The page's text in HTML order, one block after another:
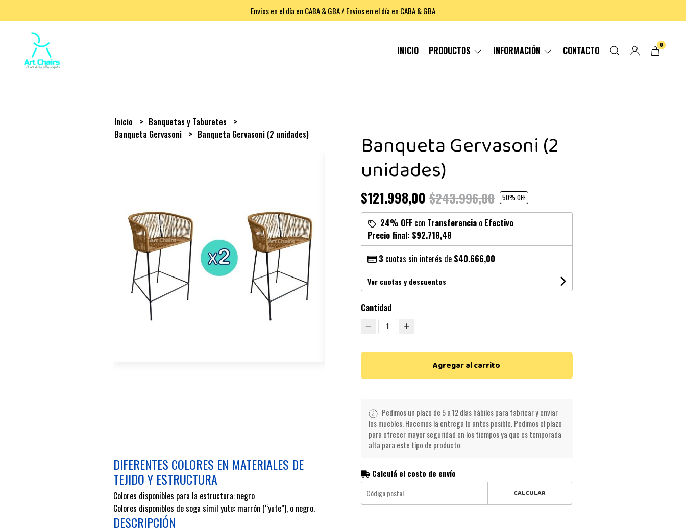
Envios en el día en CABA & GBA / Envios en el día en CABA & GBA
INICIO PRODUCTOS INFORMACIÓN CONTACTO 0
Inicio
Banquetas y Taburetes
Banqueta Gervasoni
Banqueta Gervasoni (2 unidades)
DIFERENTES COLORES EN MATERIALES DE
TEJIDO Y ESTRUCTURA
Colores disponibles para la estructura: negro
Colores disponibles de soga símil yute: marrón (“yute”), o negro.
DESCRIPCIÓN
Banqueta Gervasoni (2
unidades)
$121.998,00 $243.996,00 50% OFF
24% OFFcon Transferenciao Efectivo
Precio final: $92.718,48
3 cuotas sin interés de $40.666,00
Ver cuotas y descuentos
Cantidad
1
Agregar al carrito
Pedimos un plazo de 5 a 12 días hábiles para fabricar y enviar
los muebles. Hacemos la entrega lo antes posible. Pedimos el plazo
para ofrecer mayor seguridad en los tiempos ya que es temporada
alta para este tipo de producto.
Calculá el costo de envío
CALCULAR